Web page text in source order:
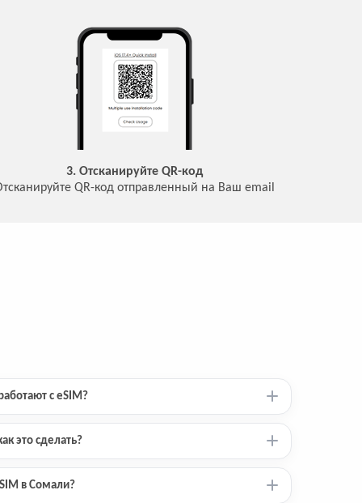
3. Отсканируйте QR-код
QR-код отправленный на Ваш email
с eSIM?
это сделать?
в Сомали?